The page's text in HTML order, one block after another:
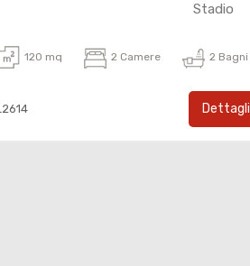
Stadio
120 mq 2 Camere 2 Bagni
Dettagli